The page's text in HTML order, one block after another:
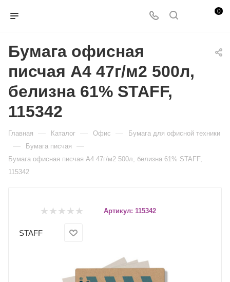
0
Бумага офисная
писчая А4 47г/м2 500л,
белизна 61% STAFF,
115342
Главная — Каталог — Офис — Бумага для офисной техники
— Бумага писчая —
Бумага офисная писчая А4 47г/м2 500л, белизна 61% STAFF,
115342
Артикул: 115342
STAFF